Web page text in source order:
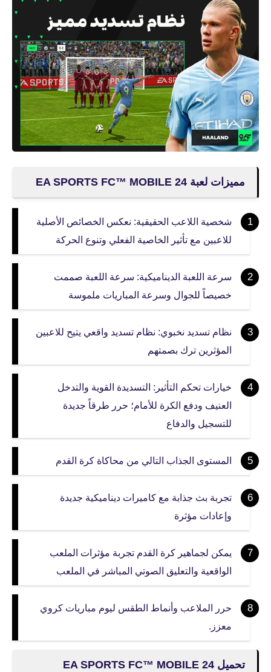
مميزات لعبة EA SPORTS FC™ MOBILE 24
شخصية اللاعب الحقيقية: نعكس الخصائص الأصلية
للاعبين مع تأثير الخاصية الفعلي وتنوع الحركة
سرعة اللعبة الديناميكية: سرعة اللعبة صممت
خصيصاً للجوال وسرعة المباريات ملموسة
نظام تسديد نخبوي: نظام تسديد واقعي يتيح للاعبين
المؤثرين ترك بصمتهم
خيارات تحكم التأثير: التسديدة القوية والتدخل
العنيف ودفع الكرة للأمام؛ حرر طرقاً جديدة
للتسجيل والدفاع
المستوى الجذاب التالي من محاكاة كرة القدم
تجربة بث جذابة مع كاميرات ديناميكية جديدة
وإعادات مؤثرة
يمكن لجماهير كرة القدم تجربة مؤثرات الملعب
الواقعية والتعليق الصوتي المباشر في الملعب
حرر الملاعب وأنماط الطقس ليوم مباريات كروي
معزز.
تحميل EA SPORTS FC™ MOBILE 24